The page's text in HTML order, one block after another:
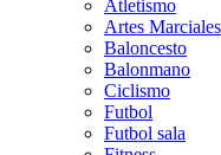
Atletismo
Artes Marciales
Baloncesto
Balonmano
Ciclismo
Futbol
Futbol sala